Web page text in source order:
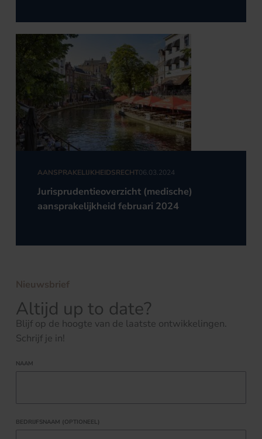
AANSPRAKELIJKHEIDSRECHT06.03.2024
Jurisprudentieoverzicht (medische)
aansprakelijkheid februari 2024
Nieuwsbrief
Altijd up to date?
Blijf op de hoogte van de laatste ontwikkelingen.
Schrijf je in!
NAAM
BEDRIJFSNAAM (OPTIONEEL)